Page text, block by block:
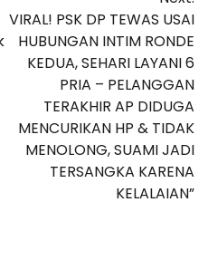
VIRAL! PSK DP TEWAS USAI
HUBUNGAN INTIM RONDE
KEDUA, SEHARI LAYANI 6
PRIA – PELANGGAN
TERAKHIR AP DIDUGA
MENCURIKAN HP & TIDAK
MENOLONG, SUAMI JADI
TERSANGKA KARENA
KELALAIAN”